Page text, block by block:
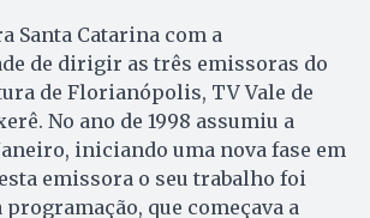
Santa Catarina com a
de dirigir as três emissoras do
de Florianópolis, TV Vale de
No ano de 1998 assumiu a
iniciando uma nova fase em
emissora o seu trabalho foi
que começava a